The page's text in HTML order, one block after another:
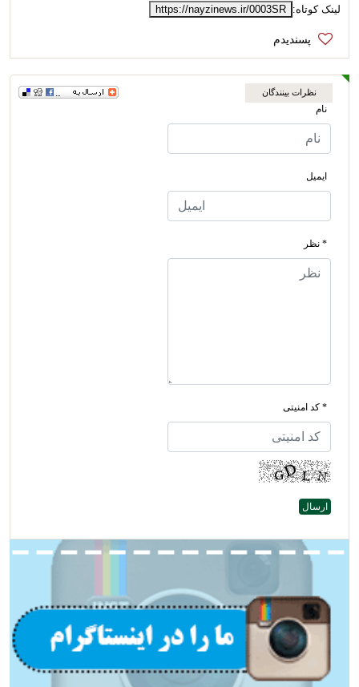
لینک کوتاه: https://nayzinews.ir/0003SR
نظرات بینندگان
نام
ایمیل
* نظر
* کد امنیتی